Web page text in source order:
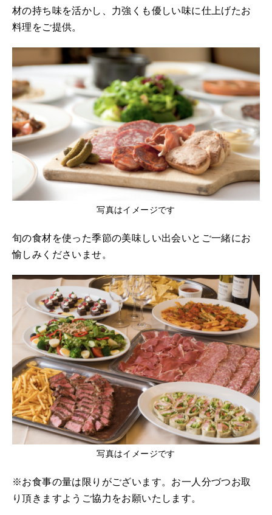
材の持ち味を活かし、力強くも優しい味に仕上げたお
料理をご提供。
写真はイメージです
旬の食材を使った季節の美味しい出会いとご一緒にお
愉しみくださいませ。
写真はイメージです
※お食事の量は限りがございます。お一人分づつお取
り頂きますようご協力をお願いたします。